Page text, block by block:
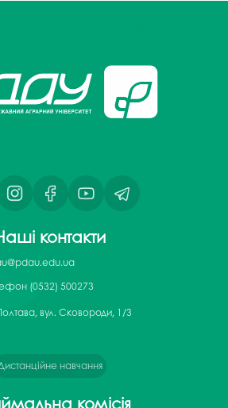
контакти
(0532) 500273
вул. Сковороди, 1/3
навчання
комісія